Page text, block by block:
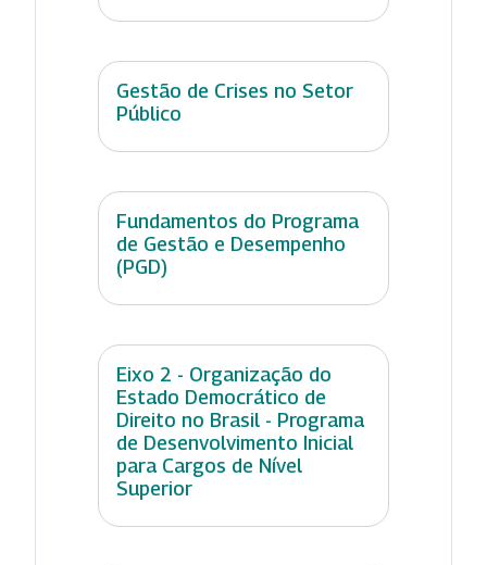
Gestão de Crises no Setor
Público
Fundamentos do Programa
de Gestão e Desempenho
(PGD)
Eixo 2 - Organização do
Estado Democrático de
Direito no Brasil - Programa
de Desenvolvimento Inicial
para Cargos de Nível
Superior